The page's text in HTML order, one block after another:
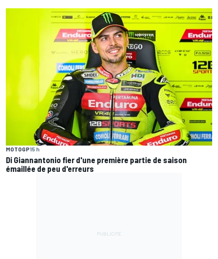
MOTOGP15 h
Di Giannantonio fier d'une première partie de saison
émaillée de peu d'erreurs